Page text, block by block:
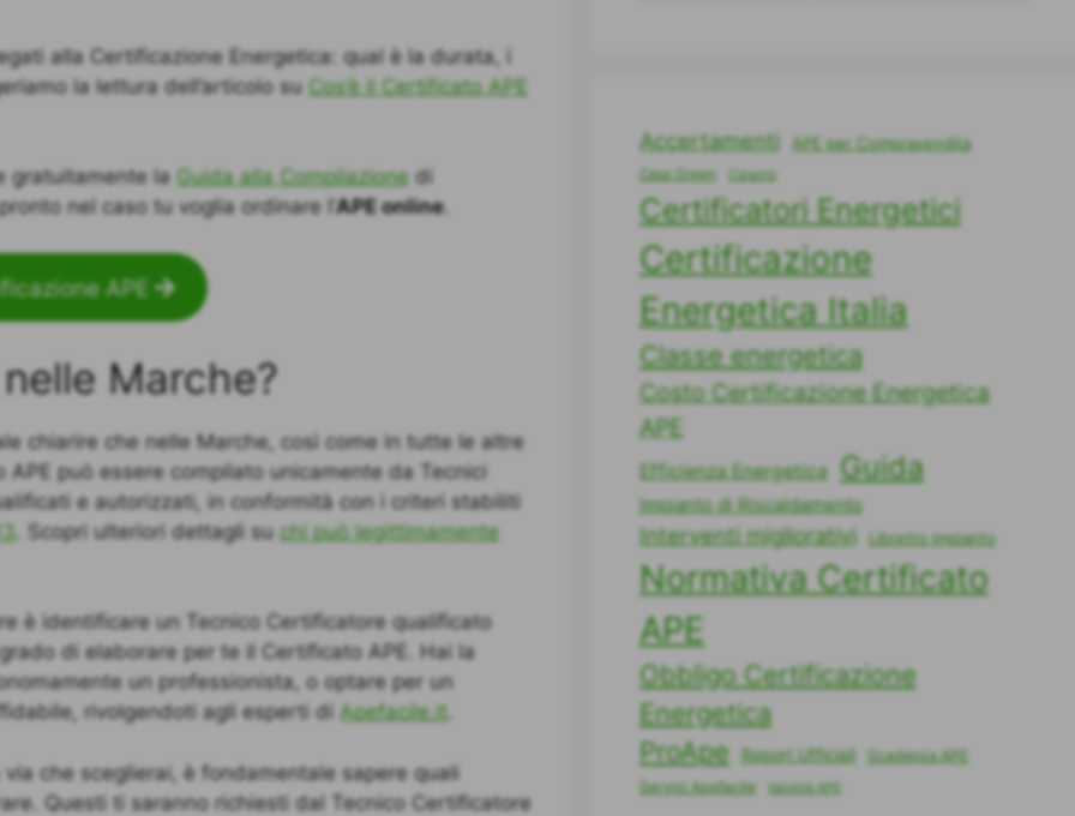
alla Certificazione Energetica: qual è la durata, i
la lettura dell’articolo su Cos’è il Certificato APE
gratuitamente la Guida alla Compilazione di
nel caso tu voglia ordinare l’ APE online.
APE
Marche?
chiarire che nelle Marche, così come in tutte le altre
APE può essere compilato unicamente da Tecnici
e autorizzati, in conformità con i criteri stabiliti
. Scopri ulteriori dettagli su chi può legittimamente
è identificare un Tecnico Certificatore qualificato
di elaborare per te il Certificato APE. Hai la
un professionista, o optare per un
rivolgendoti agli esperti di Apefacile.it.
che sceglierai, è fondamentale sapere quali
Questi ti saranno richiesti dal Tecnico Certificatore
Accertamenti APE per Compravendita
Case Green Catasto
Certificatori Energetici
Certificazione
Energetica Italia
Classe energetica
Costo Certificazione Energetica
APE
Efficienza Energetica Guida
Impianto di Riscaldamento
Interventi migliorativi Libretto impianto
Normativa Certificato
APE
Obbligo Certificazione
Energetica
ProApe
Report Ufficiali
Scadenza APE
Servizi Apefacile
Validità APE